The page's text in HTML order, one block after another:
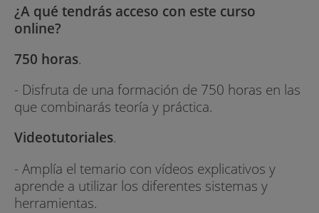
¿A qué tendrás acceso con este curso
online?
750 horas.
- Disfruta de una formación de 750 horas en las
que combinarás teoría y práctica.
Videotutoriales.
- Amplía el temario con vídeos explicativos y
aprende a utilizar los diferentes sistemas y
herramientas.